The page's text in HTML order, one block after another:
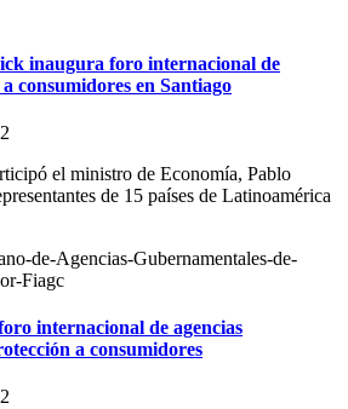
inaugura foro internacional de
consumidores en Santiago
el ministro de Economía, Pablo
de 15 países de Latinoamérica
internacional de agencias
a consumidores